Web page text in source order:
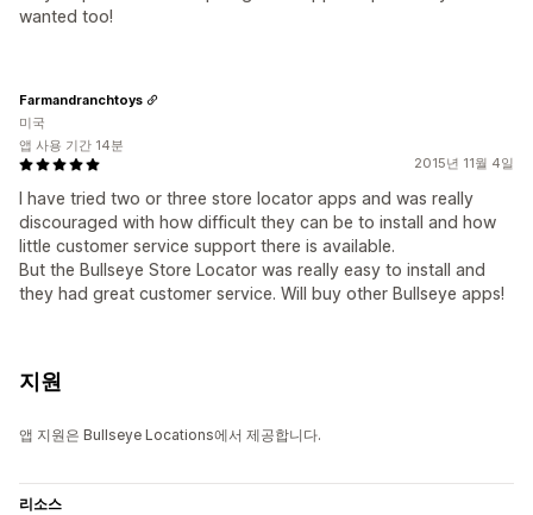
wanted too!
2015년 11월 4일
I have tried two or three store locator apps and was really
discouraged with how difficult they can be to install and how
little customer service support there is available.
But the Bullseye Store Locator was really easy to install and
they had great customer service. Will buy other Bullseye apps!
Farmandranchtoys
미국
앱 사용 기간 14분
지원
앱 지원은 Bullseye Locations에서 제공합니다.
리소스